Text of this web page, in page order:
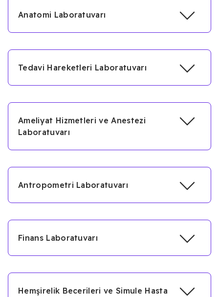
Anatomi Laboratuvarı
Tedavi Hareketleri Laboratuvarı
Ameliyat Hizmetleri ve Anestezi
Laboratuvarı
Antropometri Laboratuvarı
Finans Laboratuvarı
Hemşirelik Becerileri ve Simule Hasta